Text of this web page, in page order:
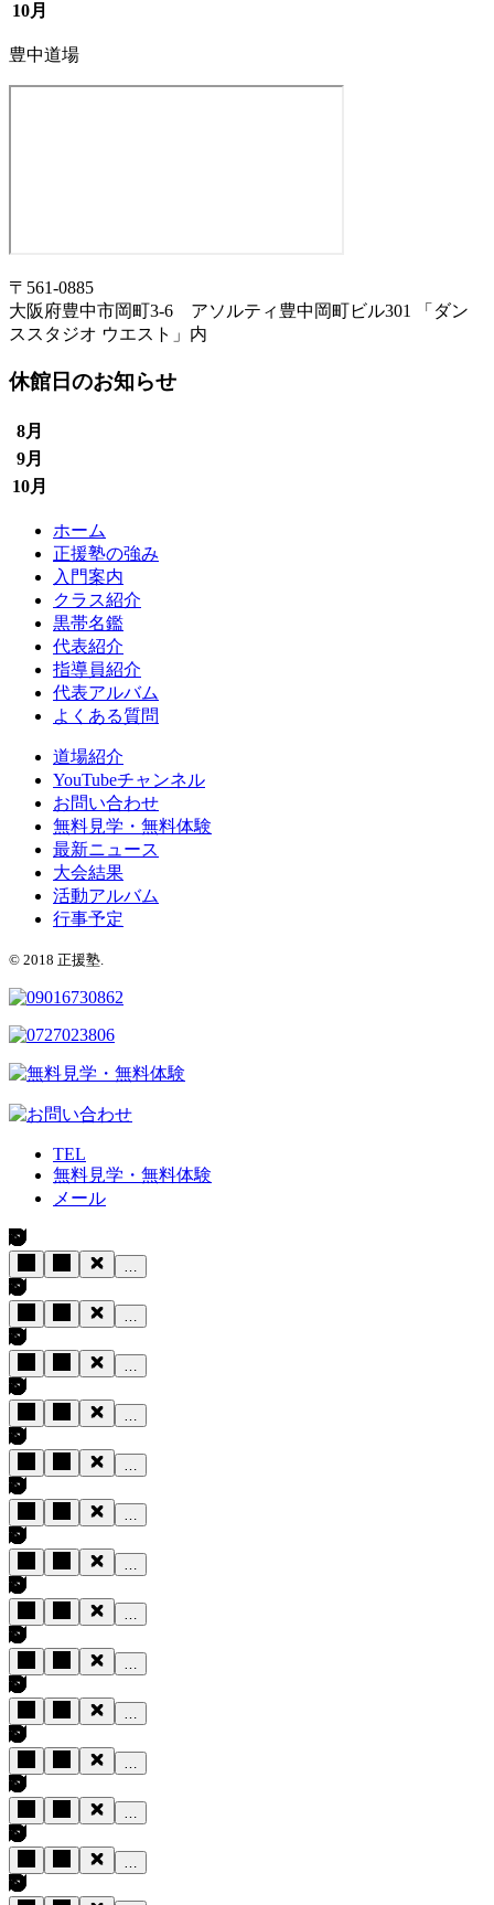
10月
豊中道場
〒561-0885
大阪府豊中市岡町3-6 アソルティ豊中岡町ビル301 「ダン
ススタジオ ウエスト」内
休館日のお知らせ
8月
9月
10月
ホーム
正援塾の強み
入門案内
クラス紹介
黒帯名鑑
代表紹介
指導員紹介
代表アルバム
よくある質問
道場紹介
YouTubeチャンネル
お問い合わせ
無料見学・無料体験
最新ニュース
大会結果
活動アルバム
行事予定
© 2018 正援塾.
TEL
無料見学・無料体験
メール